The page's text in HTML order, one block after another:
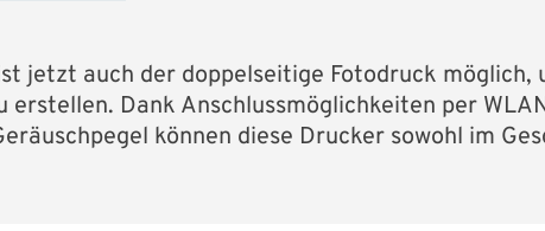
jetzt auch der doppelseitige Fotodruck
erstellen. Dank Anschlussmöglichkeiten per
können diese Drucker sowohl im